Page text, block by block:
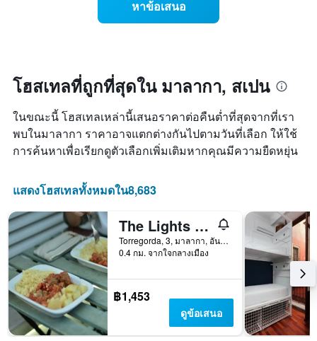
แกน
ราคา
เฉลี่ย
ของ
วัน
เข้า
พัก
แผนภูมิ
มี
X
1
แกน
แสดง
จำนวน
วัน
ก่อน
การ
เข้า
พัก
แผนภูมิ
มี
หาข้อเสนอ
โฮสเทลที่ถูกที่สุดใน มาลากา, สเปน
ในขณะนี้ โฮสเทลเหล่านี้เสนอราคาต่อคืนต่ำที่สุดจากที่เรา
พบในมาลากา ราคาอาจแตกต่างกันไปตามวันที่เลือก ให้ใช้
การค้นหาเพื่อเรียกดูตัวเลือกเพิ่มเติมหากคุณมีความยืดหยุ่น
แสดงโฮสเทลทั้งหมดใน8,683
The Lights Hostel
Torregorda, 3, มาลากา, อันดาลูซีอา, สเปน
0.4 กม. จากใจกลางเมือง
฿1,453
ดูข้อเสนอ